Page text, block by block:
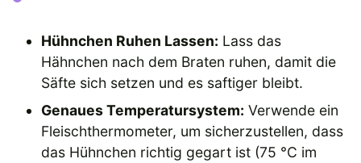
Hühnchen Ruhen Lassen: Lass das
Hähnchen nach dem Braten ruhen, damit die
Säfte sich setzen und es saftiger bleibt.
Genaues Temperatursystem: Verwende ein
Fleischthermometer, um sicherzustellen, dass
das Hühnchen richtig gegart ist (75 °C im